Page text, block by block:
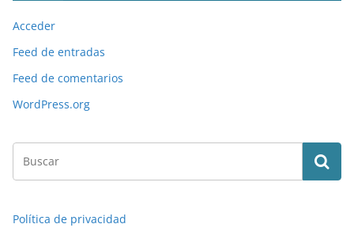
Acceder
Feed de entradas
Feed de comentarios
WordPress.org
Política de privacidad